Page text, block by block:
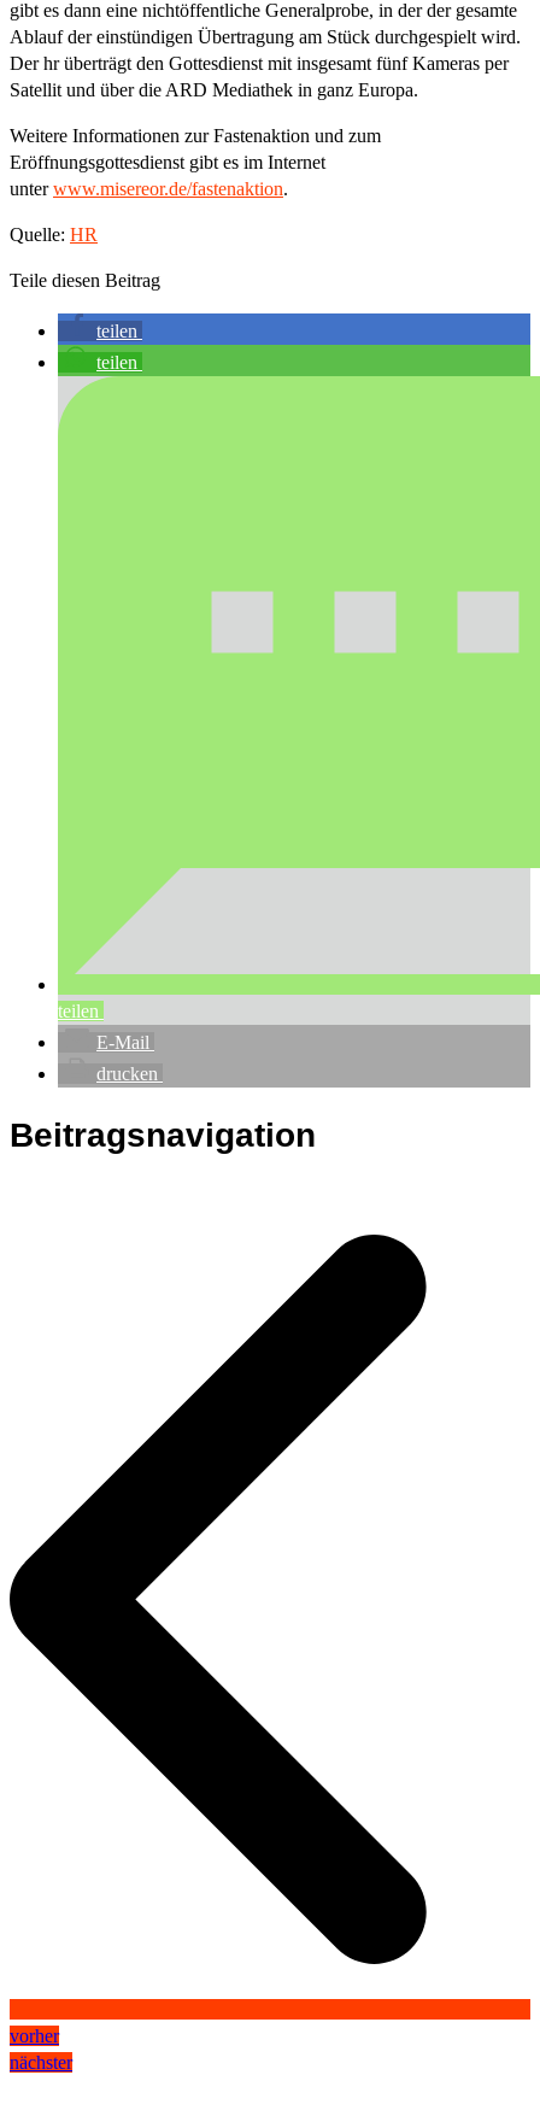
gibt es dann eine nichtöffentliche Generalprobe, in der der gesamte
Ablauf der einstündigen Übertragung am Stück durchgespielt wird.
Der hr überträgt den Gottesdienst mit insgesamt fünf Kameras per
Satellit und über die ARD Mediathek in ganz Europa.
Weitere Informationen zur Fastenaktion und zum
Eröffnungsgottesdienst gibt es im Internet
unterwww.misereor.de/fastenaktion.
Quelle: HR
Teile diesen Beitrag
teilen
teilen
teilen
E-Mail
drucken
Beitragsnavigation
vorher
nächster